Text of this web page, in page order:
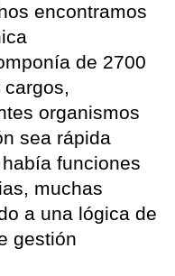
encontramos
de 2700
organismos
sea rápida
funciones
muchas
a una lógica de
gestión